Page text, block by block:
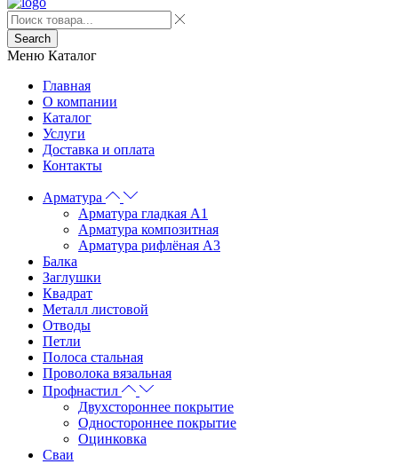
Search
Меню Каталог
Главная
О компании
Каталог
Услуги
Доставка и оплата
Контакты
Арматура
Арматура гладкая А1
Арматура композитная
Арматура рифлёная А3
Балка
Заглушки
Квадрат
Металл листовой
Отводы
Петли
Полоса стальная
Проволока вязальная
Профнастил
Двухстороннее покрытие
Одностороннее покрытие
Оцинковка
Сваи